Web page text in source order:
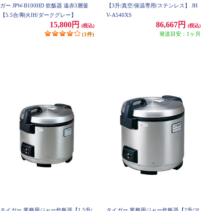
ガー JPW-B100HD 炊飯器 遠赤3層釜
【5.5合/剛火IH/ダークグレー】
15,800円 (税込)
(1件)
【3升/真空/保温専用/ステンレス】 JH
V-A540XS
86,667円 (税込)
発送目安：1ヶ月